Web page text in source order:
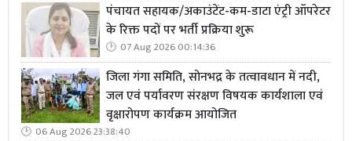
पंचायत सहायक/अकाउंटेंट-कम-डाटा एंट्री ऑपरेटर
के रिक्त पदों पर भर्ती प्रक्रिया शुरू
07 Aug 2026 00:14:36
जिला गंगा समिति, सोनभद्र के तत्वावधान में नदी,
जल एवं पर्यावरण संरक्षण विषयक कार्यशाला एवं
वृक्षारोपण कार्यक्रम आयोजित
06 Aug 2026 23:38:40